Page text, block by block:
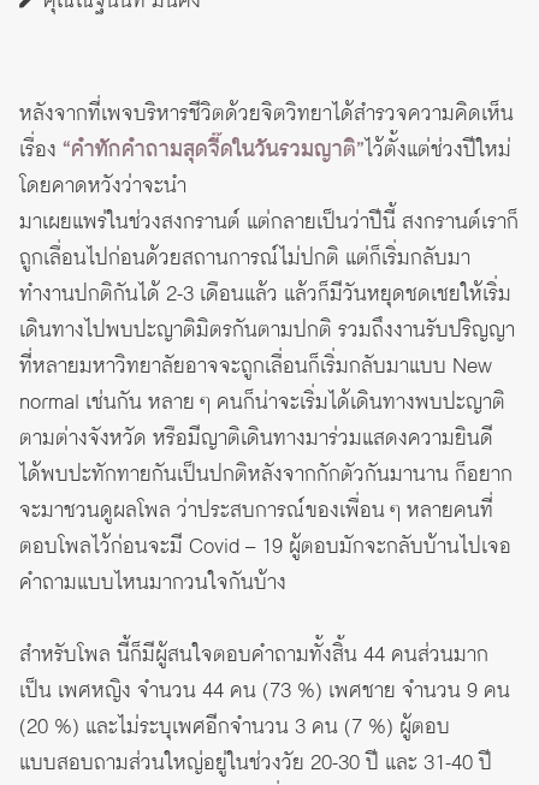
หลังจากที่เพจบริหารชีวิตด้วยจิตวิทยาได้สำรวจความคิดเห็น
เรื่อง “คำทักคำถามสุดจี๊ดในวันรวมญาติ”ไว้ตั้งแต่ช่วงปีใหม่
โดยคาดหวังว่าจะนำ
มาเผยแพร่ในช่วงสงกรานต์ แต่กลายเป็นว่าปีนี้ สงกรานต์เราก็
ถูกเลื่อนไปก่อนด้วยสถานการณ์ไม่ปกติ แต่ก็เริ่มกลับมา
ทำงานปกติกันได้ 2-3 เดือนแล้ว แล้วก็มีวันหยุดชดเชยให้เริ่ม
เดินทางไปพบปะญาติมิตรกันตามปกติ รวมถึงงานรับปริญญา
ที่หลายมหาวิทยาลัยอาจจะถูกเลื่อนก็เริ่มกลับมาแบบ New
normal เช่นกัน หลาย ๆ คนก็น่าจะเริ่มได้เดินทางพบปะญาติ
ตามต่างจังหวัด หรือมีญาติเดินทางมาร่วมแสดงความยินดี
ได้พบปะทักทายกันเป็นปกติหลังจากกักตัวกันมานาน ก็อยาก
จะมาชวนดูผลโพล ว่าประสบการณ์ของเพื่อน ๆ หลายคนที่
ตอบโพลไว้ก่อนจะมี Covid – 19 ผู้ตอบมักจะกลับบ้านไปเจอ
คำถามแบบไหนมากวนใจกันบ้าง
สำหรับโพล นี้ก็มีผู้สนใจตอบคำถามทั้งสิ้น 44 คนส่วนมาก
เป็น เพศหญิง จำนวน 44 คน (73 %) เพศชาย จำนวน 9 คน
(20 %) และไม่ระบุเพศอีกจำนวน 3 คน (7 %) ผู้ตอบ
แบบสอบถามส่วนใหญ่อยู่ในช่วงวัย 20-30 ปี และ 31-40 ปี